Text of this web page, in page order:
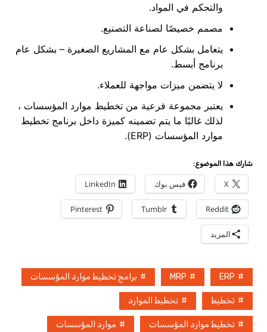
والتحكم في المواد.
مصمم خصيصًا لصناعة التصنيع.
يتعامل بشكل عام مع المشاريع الصغيرة – بشكل عام
برنامج أبسط.
لا يتضمن ميزات مواجهة للعملاء.
يعتبر مجموعة فرعية من تخطيط موارد المؤسسات ،
لذلك غالبًا ما يتم تضمينه كميزة داخل برنامج تخطيط
موارد المؤسسات (ERP).
شارك هذا الموضوع:
X فيس بوك LinkedIn
Reddit
Tumblr
Pinterest
المزيد
ERP
MRP برامج تخطيط موارد المؤسسات
تخطيط تخطيط الموارد
تخطيط موارد المؤسسات موارد المؤسسات